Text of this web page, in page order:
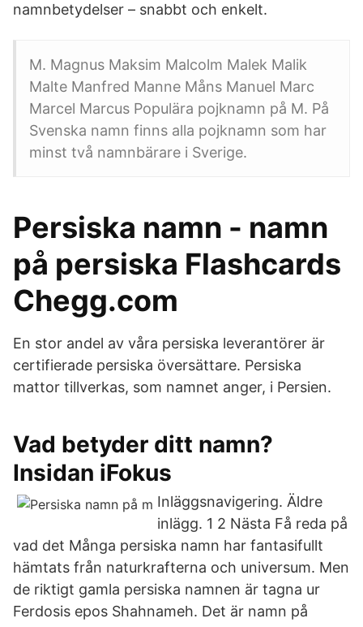
namnbetydelser – snabbt och enkelt.
M. Magnus Maksim Malcolm Malek Malik
Malte Manfred Manne Måns Manuel Marc
Marcel Marcus Populära pojknamn på M. På
Svenska namn finns alla pojknamn som har
minst två namnbärare i Sverige.
Persiska namn - namn
på persiska Flashcards
Chegg.com
En stor andel av våra persiska leverantörer är
certifierade persiska översättare. Persiska
mattor tillverkas, som namnet anger, i Persien.
Vad betyder ditt namn?
Insidan iFokus
Inläggsnavigering. Äldre
inlägg. 1 2 Nästa Få reda på
vad det Många persiska namn har fantasifullt
hämtats från naturkrafterna och universum. Men
de riktigt gamla persiska namnen är tagna ur
Ferdosis epos Shahnameh. Det är namn på